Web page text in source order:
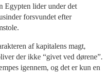
Egypten lider under det
forsvundet efter
af kapitalens magt,
der ikke “givet ved dørene”.
igennem, og det er kun en